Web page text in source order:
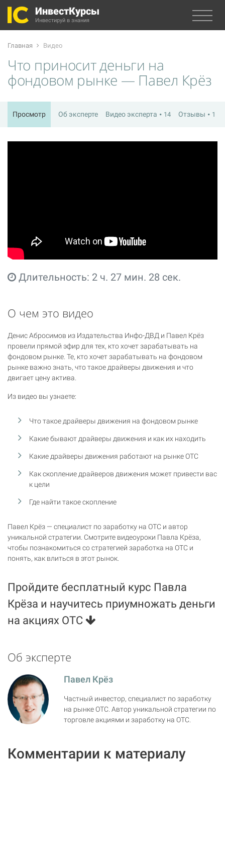
ИнвестКурсы
Инвестируй в знания
Главная Видео
Что приносит деньги на
фондовом рынке — Павел Крёз
Просмотр Об эксперте Видео эксперта 14 Отзывы 1
Длительность: 2 ч. 27 мин. 28 сек.
О чем это видео
Денис Абросимов из Издательства Инфо-ДВД и Павел Крёз
провели прямой эфир для тех, кто хочет зарабатывать на
фондовом рынке. Те, кто хочет зарабатывать на фондовом
рынке важно знать, что такое драйверы движения и что
двигает цену актива.
Из видео вы узнаете:
Что такое драйверы движения на фондовом рынке
Какие бывают драйверы движения и как их находить
Какие драйверы движения работают на рынке ОТС
Как скопление драйверов движения может привести вас
к цели
Где найти такое скопление
Павел Крёз — специалист по заработку на ОТС и автор
уникальной стратегии. Смотрите видеоуроки Павла Крёза,
чтобы познакомиться со стратегией заработка на ОТС и
понять, как влиться в этот рынок.
Пройдите бесплатный курс Павла
Крёза и научитесь приумножать деньги
на акциях ОТС
Об эксперте
Павел Крёз
Частный инвестор, специалист по заработку
на рынке ОТС. Автор уникальной стратегии по
торговле акциями и заработку на ОТС.
Комментарии к материалу